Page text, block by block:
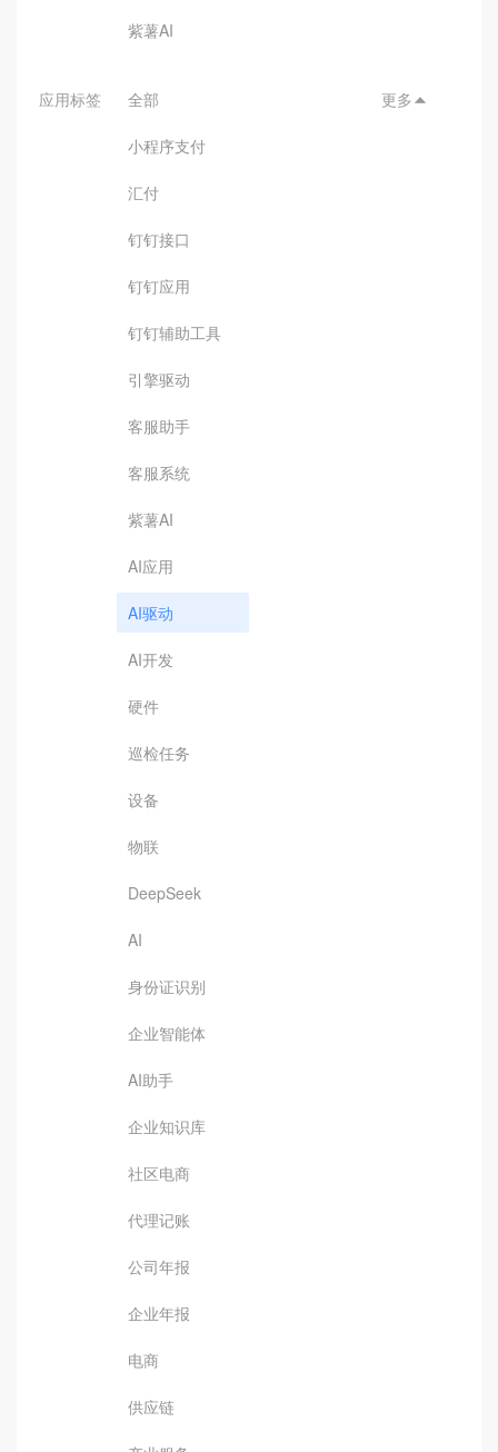
紫薯AI
应用标签 全部
小程序支付
汇付
钉钉接口
钉钉应用
钉钉辅助工具
引擎驱动
客服助手
客服系统
紫薯AI
AI应用
AI驱动
AI开发
硬件
巡检任务
设备
物联
DeepSeek
AI
身份证识别
企业智能体
AI助手
企业知识库
社区电商
代理记账
公司年报
企业年报
电商
供应链
更多 